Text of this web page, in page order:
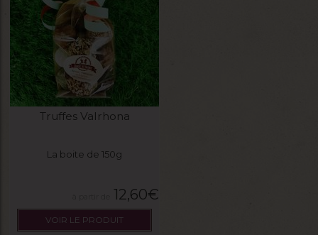
Truffes Valrhona
La boite de 150g
12,60€
VOIR LE PRODUIT